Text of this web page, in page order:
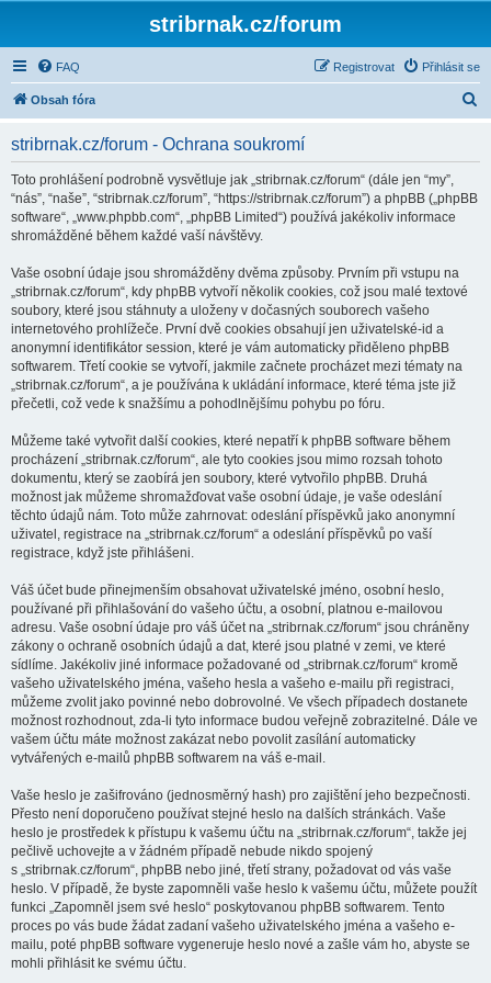
stribrnak.cz/forum
FAQ Přihlásit se
Registrovat
Obsah fóra
stribrnak.cz/forum - Ochrana soukromí
Toto prohlášení podrobně vysvětluje jak „stribrnak.cz/forum“ (dále jen “my”,
“nás”, “naše”, “stribrnak.cz/forum”, “https://stribrnak.cz/forum”) a phpBB („phpBB
software“, „www.phpbb.com“, „phpBB Limited“) používá jakékoliv informace
shromážděné během každé vaší návštěvy.
Vaše osobní údaje jsou shromážděny dvěma způsoby. Prvním při vstupu na
„stribrnak.cz/forum“, kdy phpBB vytvoří několik cookies, což jsou malé textové
soubory, které jsou stáhnuty a uloženy v dočasných souborech vašeho
internetového prohlížeče. První dvě cookies obsahují jen uživatelské-id a
anonymní identifikátor session, které je vám automaticky přiděleno phpBB
softwarem. Třetí cookie se vytvoří, jakmile začnete procházet mezi tématy na
„stribrnak.cz/forum“, a je používána k ukládání informace, které téma jste již
přečetli, což vede k snažšímu a pohodlnějšímu pohybu po fóru.
Můžeme také vytvořit další cookies, které nepatří k phpBB software během
procházení „stribrnak.cz/forum“, ale tyto cookies jsou mimo rozsah tohoto
dokumentu, který se zaobírá jen soubory, které vytvořilo phpBB. Druhá
možnost jak můžeme shromažďovat vaše osobní údaje, je vaše odeslání
těchto údajů nám. Toto může zahrnovat: odeslání příspěvků jako anonymní
uživatel, registrace na „stribrnak.cz/forum“ a odeslání příspěvků po vaší
registrace, když jste přihlášeni.
Váš účet bude přinejmenším obsahovat uživatelské jméno, osobní heslo,
používané při přihlašování do vašeho účtu, a osobní, platnou e-mailovou
adresu. Vaše osobní údaje pro váš účet na „stribrnak.cz/forum“ jsou chráněny
zákony o ochraně osobních údajů a dat, které jsou platné v zemi, ve které
sídlíme. Jakékoliv jiné informace požadované od „stribrnak.cz/forum“ kromě
vašeho uživatelského jména, vašeho hesla a vašeho e-mailu při registraci,
můžeme zvolit jako povinné nebo dobrovolné. Ve všech případech dostanete
možnost rozhodnout, zda-li tyto informace budou veřejně zobrazitelné. Dále ve
vašem účtu máte možnost zakázat nebo povolit zasílání automaticky
vytvářených e-mailů phpBB softwarem na váš e-mail.
Vaše heslo je zašifrováno (jednosměrný hash) pro zajištění jeho bezpečnosti.
Přesto není doporučeno používat stejné heslo na dalších stránkách. Vaše
heslo je prostředek k přístupu k vašemu účtu na „stribrnak.cz/forum“, takže jej
pečlivě uchovejte a v žádném případě nebude nikdo spojený
s „stribrnak.cz/forum“, phpBB nebo jiné, třetí strany, požadovat od vás vaše
heslo. V případě, že byste zapomněli vaše heslo k vašemu účtu, můžete použít
funkci „Zapomněl jsem své heslo“ poskytovanou phpBB softwarem. Tento
proces po vás bude žádat zadaní vašeho uživatelského jména a vašeho e-
mailu, poté phpBB software vygeneruje heslo nové a zašle vám ho, abyste se
mohli přihlásit ke svému účtu.